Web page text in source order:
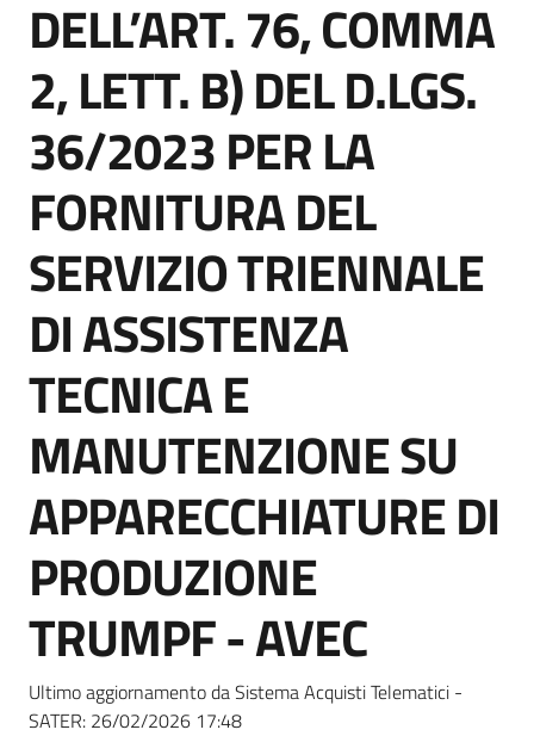
Supporto
Piattaforme
telematiche
English
site
Seguici
su
DELL’ART. 76, COMMA
2, LETT. B) DEL D.LGS.
36/2023 PER LA
FORNITURA DEL
SERVIZIO TRIENNALE
DI ASSISTENZA
TECNICA E
MANUTENZIONE SU
APPARECCHIATURE DI
PRODUZIONE
TRUMPF - AVEC
Ultimo aggiornamento da Sistema Acquisti Telematici -
SATER: 26/02/2026 17:48